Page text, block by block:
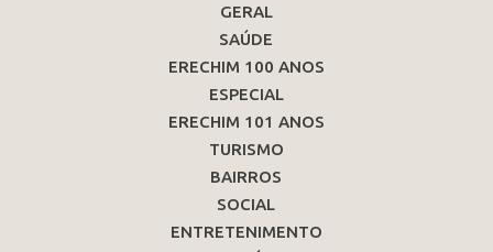
GERAL
SAÚDE
ERECHIM 100 ANOS
ESPECIAL
ERECHIM 101 ANOS
TURISMO
BAIRROS
SOCIAL
ENTRETENIMENTO